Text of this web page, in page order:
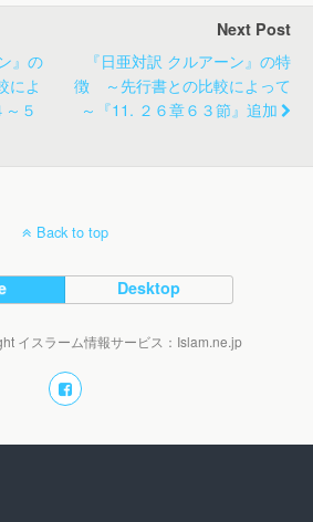
』の
によ
５
Next Post
『日亜対訳 クルアーン』の特
徴 ～先行書との比較によって
～『11. ２６章６３節』追加
Back to top
Desktop
イスラーム情報サービス：Islam.ne.jp